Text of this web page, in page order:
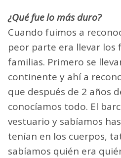
¿Qué fue lo más duro?
Cuando fuimos a
peor parte era llevar los
familias. Primero se
continente y ahí a
que después de 2 años
conocíamos todo. El
vestuario y sabíamos
tenían en los cuerpos,
sabíamos quién era